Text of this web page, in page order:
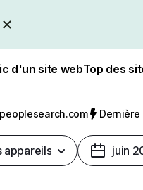
d'un site webTop des
appareils juin